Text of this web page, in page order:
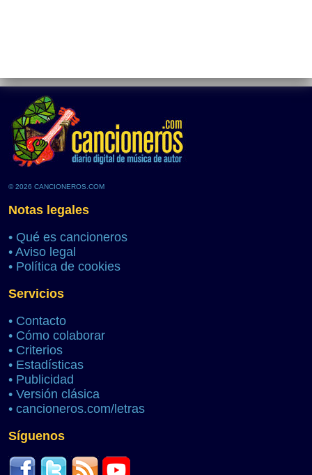
© 2026 CANCIONEROS.COM
Notas legales
• Qué es cancioneros
• Aviso legal
• Política de cookies
Servicios
• Contacto
• Cómo colaborar
• Criterios
• Estadísticas
• Publicidad
• Versión clásica
• cancioneros.com/letras
Síguenos